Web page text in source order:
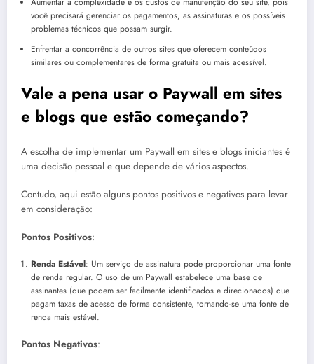
você precisará gerenciar os pagamentos, as assinaturas e os possíveis
problemas técnicos que possam surgir.
Enfrentar a concorrência de outros sites que oferecem conteúdos
similares ou complementares de forma gratuita ou mais acessível.
Vale a pena usar o Paywall em sites
e blogs que estão começando?
A escolha de implementar um Paywall em sites e blogs iniciantes é
uma decisão pessoal e que depende de vários aspectos.
Contudo, aqui estão alguns pontos positivos e negativos para levar
em consideração:
Pontos Positivos:
Renda Estável: Um serviço de assinatura pode proporcionar uma fonte
de renda regular. O uso de um Paywall estabelece uma base de
assinantes (que podem ser facilmente identificados e direcionados) que
pagam taxas de acesso de forma consistente, tornando-se uma fonte de
renda mais estável.
Pontos Negativos: